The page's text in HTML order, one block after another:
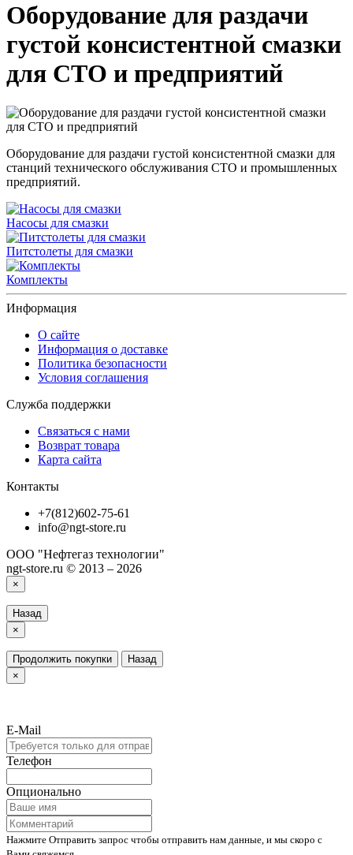
Оборудование для раздачи
густой консистентной смазки
для СТО и предприятий
Оборудование для раздачи густой консистентной смазки для
станций технического обслуживания СТО и промышленных
предприятий.
Насосы для смазки
Питстолеты для смазки
Комплекты
Информация
О сайте
Информация о доставке
Политика безопасности
Условия соглашения
Служба поддержки
Связаться с нами
Возврат товара
Карта сайта
Контакты
+7(812)602-75-61
info@ngt-store.ru
ООО "Нефтегаз технологии"
ngt-store.ru © 2013 – 2026
×
Назад
×
Продолжить покупки
Назад
×
E-Mail
Телефон
Опционально
Нажмите Отправить запрос чтобы отправить нам данные, и мы скоро с